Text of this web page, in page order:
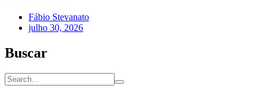
Fábio Stevanato
julho 30, 2026
Buscar